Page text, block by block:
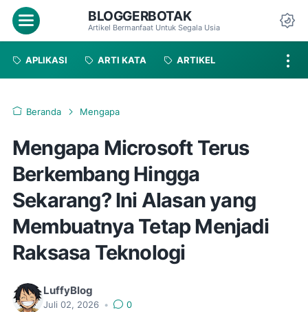
Menu BLOGGERBOTAK
Artikel Bermanfaat Untuk Segala Usia
APLIKASI ARTI KATA ARTIKEL
Beranda Mengapa
Mengapa Microsoft Terus
Berkembang Hingga
Sekarang? Ini Alasan yang
Membuatnya Tetap Menjadi
Raksasa Teknologi
LuffyBlog
Juli 02, 2026 •
0